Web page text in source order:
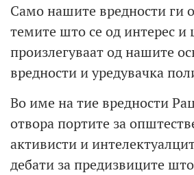
Само нашите вредности ги
темите што се од интерес и
произлегуваат од нашите
вредности и уредувачка
Во име на тие вредности
отвора портите за
активисти и
дебати за предизвиците